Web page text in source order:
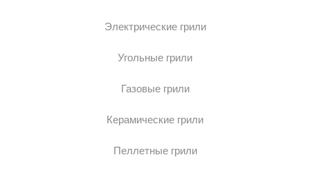
Электрические грили
Угольные грили
Газовые грили
Керамические грили
Пеллетные грили